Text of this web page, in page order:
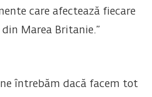
care afectează fiecare
Marea Britanie.”
întrebăm dacă facem tot